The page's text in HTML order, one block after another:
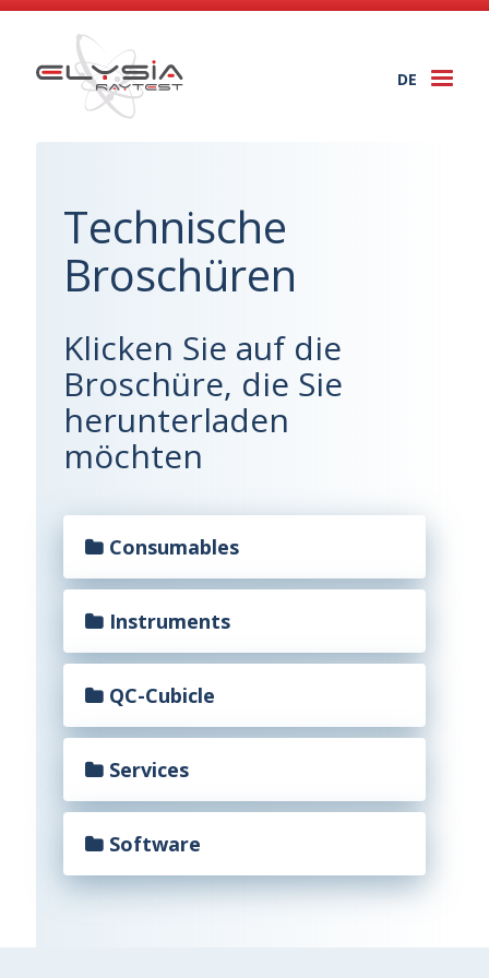
DE
Technische
Broschüren
Klicken Sie auf die
Broschüre, die Sie
herunterladen
möchten
Consumables
Instruments
QC-Cubicle
Services
Software